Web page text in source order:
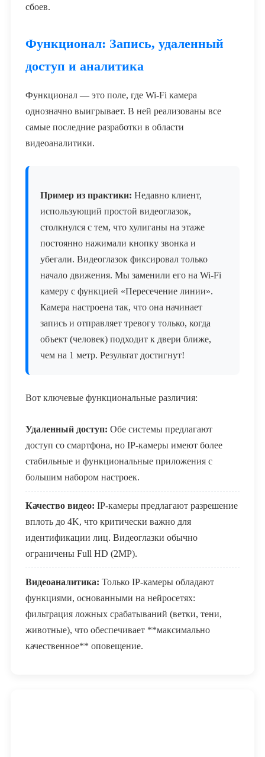
сбоев.
Функционал: Запись, удаленный
доступ и аналитика
Функционал — это поле, где Wi-Fi камера
однозначно выигрывает. В ней реализованы все
самые последние разработки в области
видеоаналитики.
Пример из практики: Недавно клиент,
использующий простой видеоглазок,
столкнулся с тем, что хулиганы на этаже
постоянно нажимали кнопку звонка и
убегали. Видеоглазок фиксировал только
начало движения. Мы заменили его на Wi-Fi
камеру с функцией «Пересечение линии».
Камера настроена так, что она начинает
запись и отправляет тревогу только, когда
объект (человек) подходит к двери ближе,
чем на 1 метр. Результат достигнут!
Вот ключевые функциональные различия:
Удаленный доступ: Обе системы предлагают
доступ со смартфона, но IP-камеры имеют более
стабильные и функциональные приложения с
большим набором настроек.
Качество видео: IP-камеры предлагают разрешение
вплоть до 4K, что критически важно для
идентификации лиц. Видеоглазки обычно
ограничены Full HD (2MP).
Видеоаналитика: Только IP-камеры обладают
функциями, основанными на нейросетях:
фильтрация ложных срабатываний (ветки, тени,
животные), что обеспечивает **максимально
качественное** оповещение.